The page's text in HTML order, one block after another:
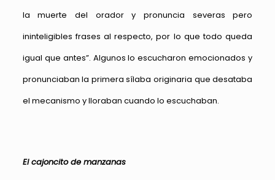
la muerte del orador y pronuncia severas pero
ininteligibles frases al respecto, por lo que todo queda
igual que antes”. Algunos lo escucharon emocionados y
pronunciaban la primera sílaba originaria que desataba
el mecanismo y lloraban cuando lo escuchaban.
El cajoncito de manzanas